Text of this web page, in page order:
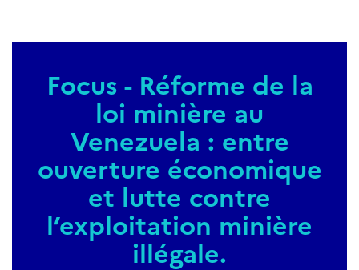
Focus - Réforme de la
loi minière au
Venezuela : entre
ouverture économique
et lutte contre
l’exploitation minière
illégale.